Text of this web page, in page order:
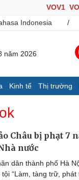
VOV1
Indonesia /
năm 2026
Kinh tế Thị trường
Cuộc sống
Hồ sơ
Châu bị phạt 7
nước
dân thành phố Hà
tội “Làm, tàng trữ,